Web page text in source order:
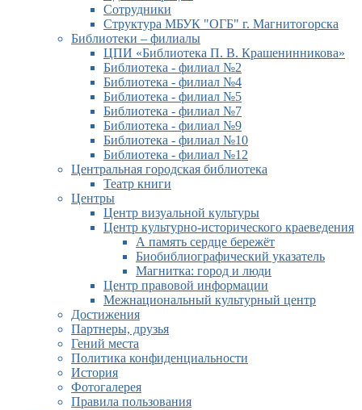
Сотрудники
Структура МБУК "ОГБ" г. Магнитогорска
Библиотеки – филиалы
ЦПИ «Библиотека П. В. Крашенинникова»
Библиотека - филиал №2
Библиотека - филиал №4
Библиотека - филиал №5
Библиотека - филиал №7
Библиотека - филиал №9
Библиотека - филиал №10
Библиотека - филиал №12
Центральная городская библиотека
Театр книги
Центры
Центр визуальной культуры
Центр культурно-исторического краеведения
А память сердце бережёт
Биобиблиографический указатель
Магнитка: город и люди
Центр правовой информации
Межнациональный культурный центр
Достижения
Партнеры, друзья
Гений места
Политика конфиденциальности
История
Фотогалерея
Правила пользования